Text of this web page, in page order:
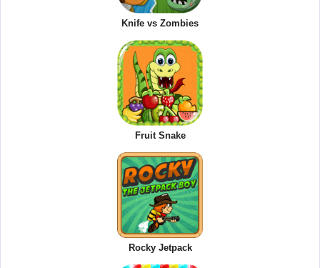
Knife vs Zombies
Fruit Snake
Rocky Jetpack